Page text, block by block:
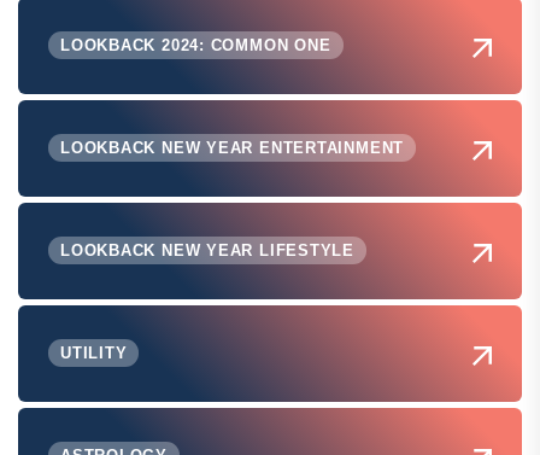
LOOKBACK 2024: COMMON ONE
LOOKBACK NEW YEAR ENTERTAINMENT
LOOKBACK NEW YEAR LIFESTYLE
UTILITY